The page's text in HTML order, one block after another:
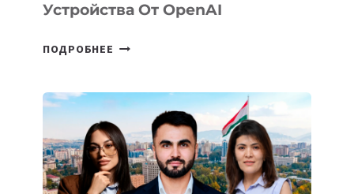
Устройства От OpenAI
ПОДРОБНЕЕ СТАЛИ
ВНЕШНЕГО
ВИДА
НОВОГО
УСТРОЙСТВА
ОТ